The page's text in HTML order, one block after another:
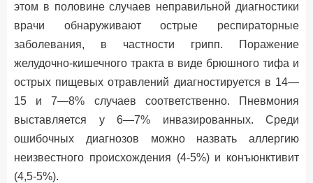
этом в половине случаев неправильной диагностики
врачи обнаруживают острые респираторные
заболевания, в частности грипп. Поражение
желудочно-кишечного тракта в виде брюшного тифа и
острых пищевых отравлений диагностируется в 14—
15 и 7—8% случаев соответственно. Пневмония
выставляется у 6—7% инвазированных. Среди
ошибочных диагнозов можно назвать аллергию
неизвестного происхождения (4-5%) и конъюнктивит
(4,5-5%).